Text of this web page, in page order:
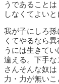
うであること
しなくてよいと
我が子にしろ
くてやるなら
うには生きて
違える。下手
さんそんな奴
力・力が無い